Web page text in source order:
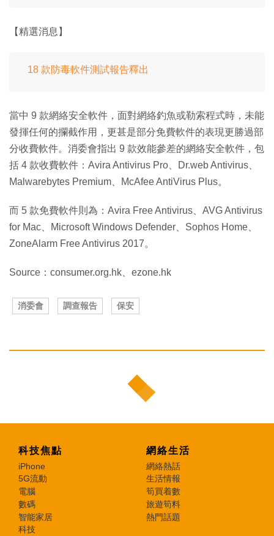
【精選消息】
18 款防毒軟件測試報告釋出
當中 9 款網絡安全軟件，面對網絡釣魚或勒索程式時，未能
發揮任何的攔截作用，更甚是部分免費軟件的表現更勝過部
分收費軟件。消委會指出 9 款效能參差的網絡安全軟件，包
括 4 款收費軟件：Avira Antivirus Pro、Dr.web Antivirus、
Malwarebytes Premium、McAfee AntiVirus Plus。
而 5 款免費軟件則為：Avira Free Antivirus、AVG Antivirus
for Mac、Microsoft Windows Defender、Sophos Home、
ZoneAlarm Free Antivirus 2017。
Source：consumer.org.hk、ezone.hk
消委會 調查報告 保安
科技焦點
iPhone
5G流動
電腦
數碼
智能家居
科技
網絡生活
網絡熱話
生活情報
筍買着數
旅遊筍料
熱門話題